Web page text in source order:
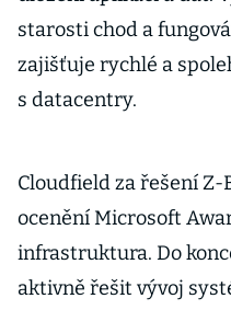
starosti chod a
zajišťuje rychlé a
s datacentry.
Cloudfield za řešení Z-
ocenění Microsoft
infrastruktura. Do
aktivně řešit vývoj